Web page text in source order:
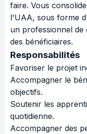
faire. Vous
l'UAA, sous forme
un professionnel de
des bénéficiaires.
Responsabilités
Favoriser le projet
Accompagner le
objectifs.
Soutenir les
quotidienne.
Accompagner des